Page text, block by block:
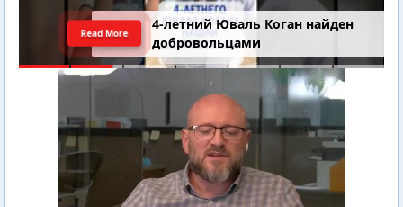
4-летний Юваль Коган найден
добровольцами
Read More